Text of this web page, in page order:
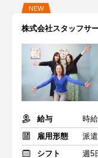
NEW
株式会社スタッフサ
給与
時
雇用形態
派
シフト
週5